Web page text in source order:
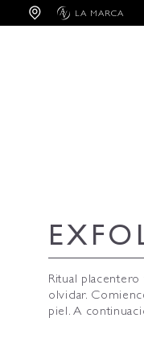
LA MARCA
Ritual
olvidar.
piel. A
Cookies management panel